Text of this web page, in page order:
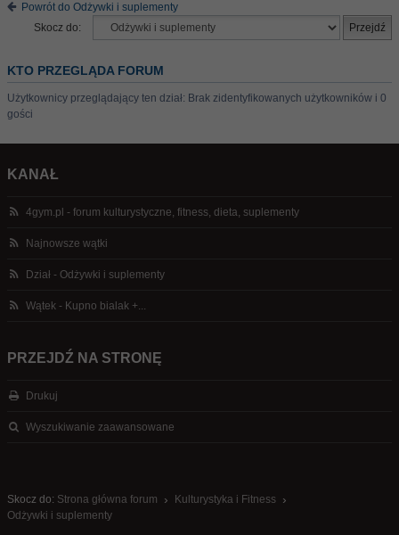
Powrót do Odżywki i suplementy
Skocz do:
KTO PRZEGLĄDA FORUM
Użytkownicy przeglądający ten dział: Brak zidentyfikowanych użytkowników i 0
gości
KANAŁ
4gym.pl - forum kulturystyczne, fitness, dieta, suplementy
Najnowsze wątki
Dział - Odżywki i suplementy
Wątek - Kupno bialak +...
PRZEJDŹ NA STRONĘ
Drukuj
Wyszukiwanie zaawansowane
Skocz do: Strona główna forum
Kulturystyka i Fitness
Odżywki i suplementy